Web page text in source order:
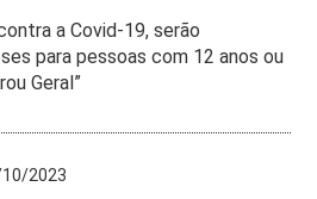
a Covid-19, serão
para pessoas com 12 anos ou
Geral”
2023